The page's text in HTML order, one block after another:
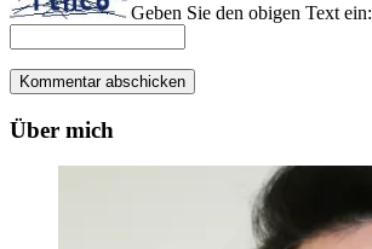
Geben Sie den obigen Text ein:
Über mich